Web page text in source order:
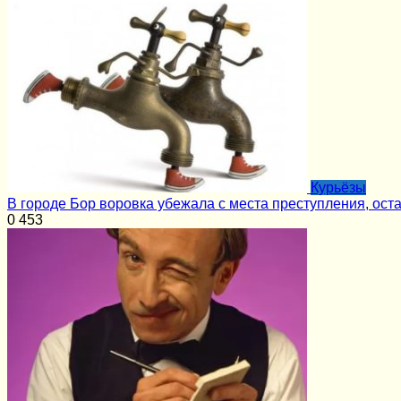
Курьёзы
В городе Бор воровка убежала с места преступления,
0 453